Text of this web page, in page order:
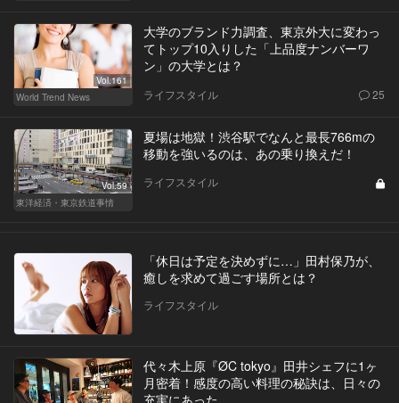
Vol.161
World Trend News
大学のブランド力調査、東京外大に変わっ
てトップ10入りした「上品度ナンバーワ
ン」の大学とは？
ライフスタイル 25
Vol.59
東洋経済・東京鉄道事情
夏場は地獄！渋谷駅でなんと最長766mの
移動を強いるのは、あの乗り換えだ！
ライフスタイル
「休日は予定を決めずに…」田村保乃が、
癒しを求めて過ごす場所とは？
ライフスタイル
代々木上原『ØC tokyo』田井シェフに1ヶ
月密着！感度の高い料理の秘訣は、日々の
充実にあった